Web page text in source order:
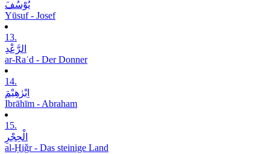
یُوْسُفَ
Yūsuf - Josef
13.
الرَّعْدِ
ar-Raʿd - Der Donner
14.
اِبْرٰھِیْمَ
Ibrāhīm - Abraham
15.
الْحِجْرِ
al-Ḥiǧr - Das steinige Land